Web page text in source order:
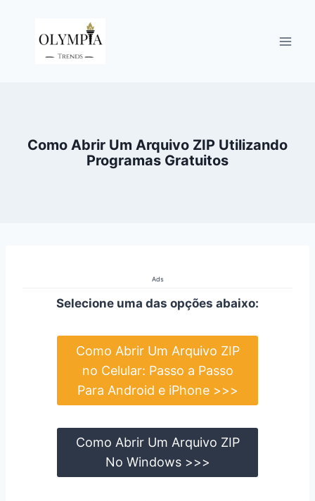
Como Abrir Um Arquivo ZIP Utilizando
Programas Gratuitos
Ads
Selecione uma das opções abaixo:
Como Abrir Um Arquivo ZIP
no Celular: Passo a Passo
Para Android e iPhone >>>
Como Abrir Um Arquivo ZIP
No Windows >>>